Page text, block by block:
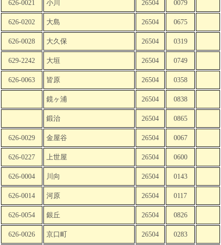
626-0021 小川 26504 0079
626-0202 大島 26504 0675
626-0028 大久保 26504 0319
629-2242 大垣 26504 0749
626-0063 皆原 26504 0358
鏡ヶ浦 26504 0838
鍛治 26504 0865
626-0029 金屋谷 26504 0067
626-0227 上世屋 26504 0600
626-0004 川向 26504 0143
626-0014 河原 26504 0117
626-0054 銀丘 26504 0826
626-0026 京口町 26504 0283